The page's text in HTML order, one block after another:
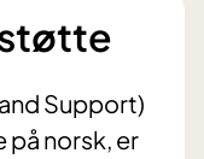
Support)
norsk, er